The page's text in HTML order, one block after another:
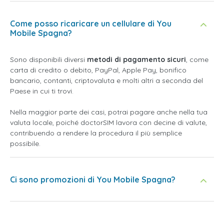
Come posso ricaricare un cellulare di You
Mobile Spagna?
Sono disponibili diversi metodi di pagamento sicuri, come
carta di credito o debito, PayPal, Apple Pay, bonifico
bancario, contanti, criptovaluta e molti altri a seconda del
Paese in cui ti trovi.
Nella maggior parte dei casi, potrai pagare anche nella tua
valuta locale, poiché doctorSIM lavora con decine di valute,
contribuendo a rendere la procedura il più semplice
possibile.
Ci sono promozioni di You Mobile Spagna?